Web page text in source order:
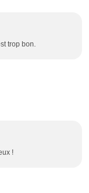
trop bon.
!